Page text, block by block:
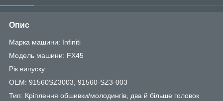
Опис
Марка машини: Infiniti
Модель машини: FX45
Рік випуску:
OEM: 91560SZ3003, 91560-SZ3-003
Тип: Кріплення обшивки/молодингів, два й більше головок